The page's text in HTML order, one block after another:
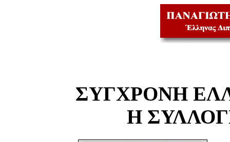
ΣΥΓΧΡΟΝΗ
Η